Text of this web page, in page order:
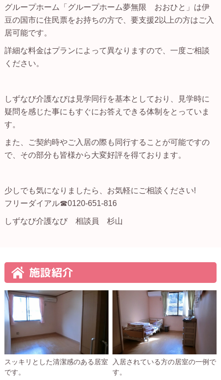
グループホーム「グループホーム夢無限 おおひと」は伊
豆の国市に住民票をお持ちの方で、要支援2以上の方はご入
居可能です。
詳細な料金はプランによって異なりますので、一度ご相談
ください。
しずなび介護なびは見学同行を基本としており、見学時に
疑問を感じた事にもすぐにお答えできる体制をとっていま
す。
また、ご契約時やご入居の際も同行することが可能ですの
で、その部分も皆様から大変好評を得ております。
少しでも気になりましたら、お気軽にご相談ください!
フリーダイアル☎0120-651-816
しずなび介護なび 相談員 杉山
施設紹介
スッキリとした清潔感のある居室
です。
入居されている方の居室の一例で
す。